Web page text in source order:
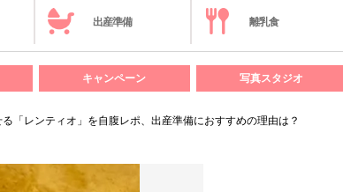
出産準備 離乳食
キャンペーン 写真スタジオ
レンティオ」を自腹レポ、出産準備におすすめの理由は？